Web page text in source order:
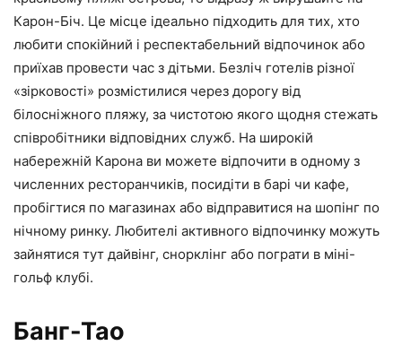
Карон-Біч. Це місце ідеально підходить для тих, хто
любити спокійний і респектабельний відпочинок або
приїхав провести час з дітьми. Безліч готелів різної
«зірковості» розмістилися через дорогу від
білосніжного пляжу, за чистотою якого щодня стежать
співробітники відповідних служб. На широкій
набережній Карона ви можете відпочити в одному з
численних ресторанчиків, посидіти в барі чи кафе,
пробігтися по магазинах або відправитися на шопінг по
нічному ринку. Любителі активного відпочинку можуть
зайнятися тут дайвінг, снорклінг або пограти в міні-
гольф клубі.
Банг-Тао